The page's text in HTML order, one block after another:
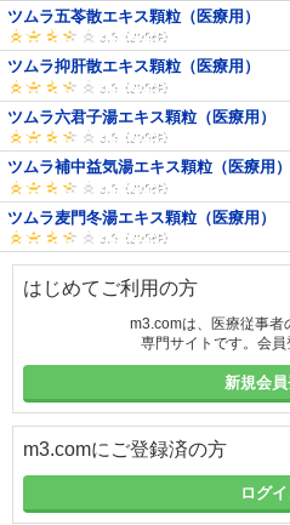
ツムラ五苓散エキス顆粒（医療用）
ツムラ抑肝散エキス顆粒（医療用）
ツムラ六君子湯エキス顆粒（医療用）
ツムラ補中益気湯エキス顆粒（医療用）
ツムラ麦門冬湯エキス顆粒（医療用）
はじめてご利用の方
m3.comは、医療従事者
専門サイトです。会員
新規会
m3.comにご登録済の方
ログ